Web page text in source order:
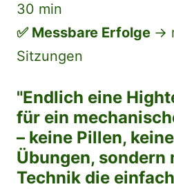
30 min
✅ Messbare Erfolge →
Sitzungen
"Endlich eine
für ein
– keine Pillen,
Übungen, sondern
Technik die